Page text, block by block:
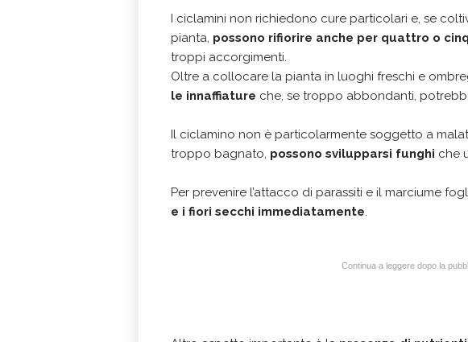
I ciclamini non richiedono cure particolari e, se
pianta, possono rifiorire anche per quattro o
troppi accorgimenti.
Oltre a collocare la pianta in luoghi freschi e
le innaffiature che, se troppo abbondanti,
Il ciclamino non è particolarmente soggetto a
troppo bagnato, possono svilupparsi funghi che
Per prevenire l’attacco di parassiti e il marciume
e i fiori secchi immediatamente.
Continua a leggere dopo la